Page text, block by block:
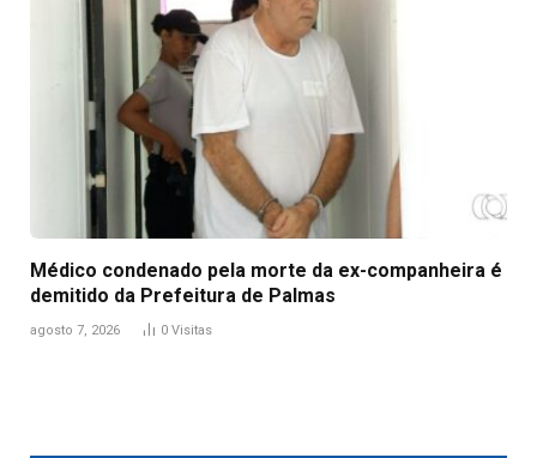
Médico condenado pela morte da ex-companheira é
demitido da Prefeitura de Palmas
agosto 7, 2026 0 Visitas